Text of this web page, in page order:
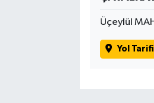
Üçeylül
Yol Tarifi